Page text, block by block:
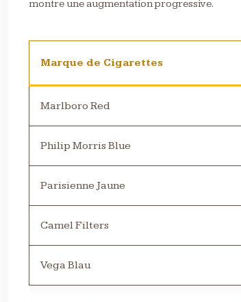
montre une augmentation progressive.
Marque de Cigarettes
Marlboro Red
Philip Morris Blue
Parisienne Jaune
Camel Filters
Vega Blau